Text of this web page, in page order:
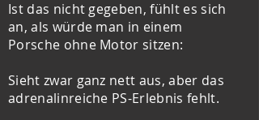
Ist das nicht gegeben, fühlt es sich
an, als würde man in einem
Porsche ohne Motor sitzen:
Sieht zwar ganz nett aus, aber das
adrenalinreiche PS-Erlebnis fehlt.